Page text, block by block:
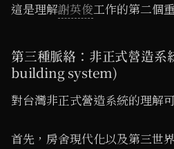
這是理解謝英俊工作的第二個
第三種脈絡：非正式營造系
building system)
對台灣非正式營造系統的理解
首先，房舍現代化以及第三世